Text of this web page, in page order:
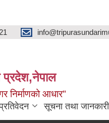
प्रदेश,नेपाल
निर्माणको आधार"
सूचना तथा जानकारी